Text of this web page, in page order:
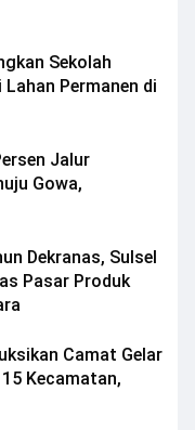
Sekolah
Permanen di
Jalur
Gowa,
Dekranas, Sulsel
Pasar Produk
Camat Gelar
Kecamatan,